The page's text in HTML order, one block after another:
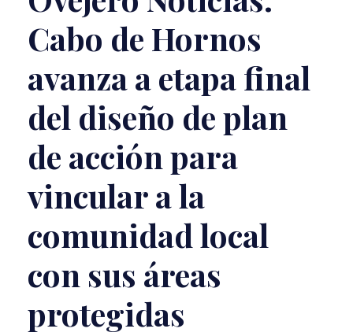
Cabo de Hornos
avanza a etapa final
del diseño de plan
de acción para
vincular a la
comunidad local
con sus áreas
protegidas